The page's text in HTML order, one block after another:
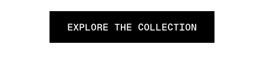
EXPLORE THE COLLECTION